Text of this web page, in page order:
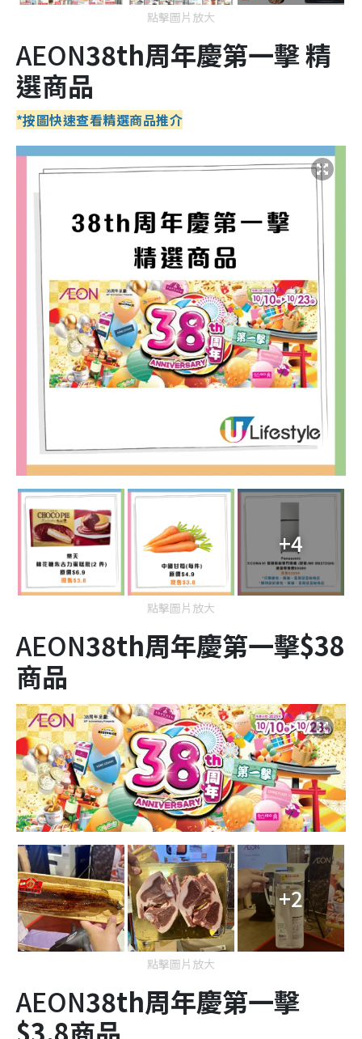
點擊圖片放大
AEON38th周年慶第一擊 精
選商品
*按圖快速查看精選商品推介
+4
點擊圖片放大
AEON38th周年慶第一擊$38
商品
+2
點擊圖片放大
AEON38th周年慶第一擊
$3.8商品